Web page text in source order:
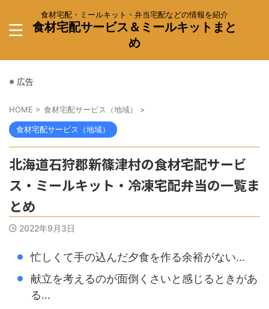
食材宅配・ミールキット・弁当宅配などの情報を紹介
食材宅配サービス＆ミールキットまと
め
※ 広告
HOME > 食材宅配サービス（地域） >
食材宅配サービス（地域）
北海道石狩郡新篠津村の食材宅配サービ
ス・ミールキット・冷凍宅配弁当の一覧ま
とめ
2022年9月3日
忙しくて手の込んだ夕食を作る余裕がない…
献立を考えるのが面倒くさいと感じるときがあ
る…